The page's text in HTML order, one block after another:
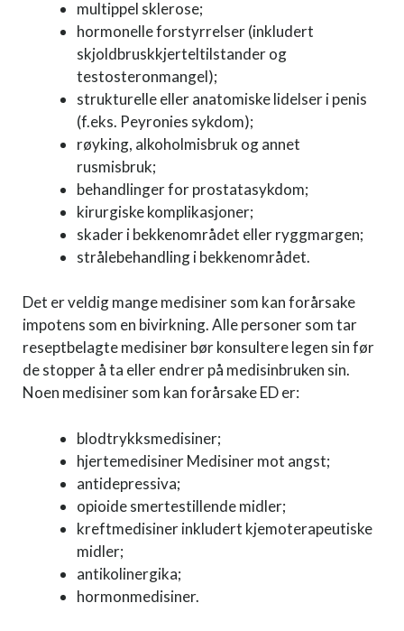
multippel sklerose;
hormonelle forstyrrelser (inkludert
skjoldbruskkjerteltilstander og
testosteronmangel);
strukturelle eller anatomiske lidelser i penis
(f.eks. Peyronies sykdom);
røyking, alkoholmisbruk og annet
rusmisbruk;
behandlinger for prostatasykdom;
kirurgiske komplikasjoner;
skader i bekkenområdet eller ryggmargen;
strålebehandling i bekkenområdet.
Det er veldig mange medisiner som kan forårsake
impotens som en bivirkning. Alle personer som tar
reseptbelagte medisiner bør konsultere legen sin før
de stopper å ta eller endrer på medisinbruken sin.
Noen medisiner som kan forårsake ED er:
blodtrykksmedisiner;
hjertemedisiner Medisiner mot angst;
antidepressiva;
opioide smertestillende midler;
kreftmedisiner inkludert kjemoterapeutiske
midler;
antikolinergika;
hormonmedisiner.